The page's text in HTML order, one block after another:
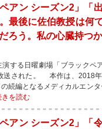
ペアン シーズン2」
最後に佐伯教授は何
ろう。私の心臓持つか
する日曜劇場「ブラックペ
送された。 本作は、2018
続編となるメディカルエン
きを読む
ペアン シーズン2」「